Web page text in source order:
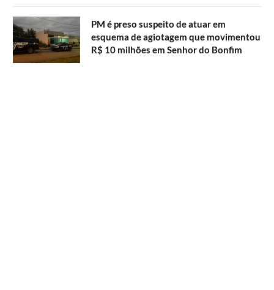
PM é preso suspeito de atuar em
esquema de agiotagem que movimentou
R$ 10 milhões em Senhor do Bonfim